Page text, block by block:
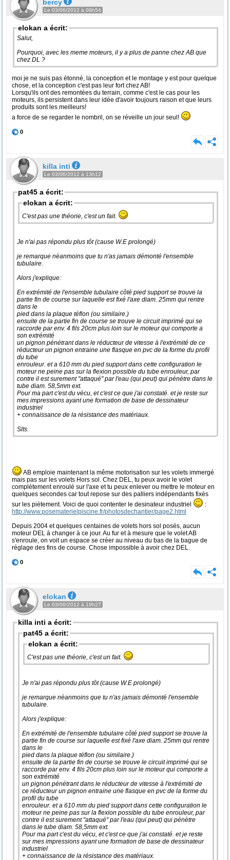
bercy
Le 03/06/2012 à 08h54
elokan a écrit:
Salut,
Pourquoi, avec les meme moteurs, il y a plus de panne chez AB que
chez DL ?
moi je ne suis pas étonné, la conception et le montage y est pour quelque
chose, et la conception c'est pas leur fort chez AB!
Lorsqu'ils ont des remontées du terrain, comme c'est le cas pour les
moteurs, ils persistent dans leur idée d'avoir toujours raison et que leurs
produits sont les meilleurs!
a force de se regarder le nombril, on se réveille un jour seul!
0
killa inti
Le 03/06/2012 à 13h12
pat45 a écrit:
elokan a écrit:
C'est pas une théorie, c'est un fait.
Je n'ai pas répondu plus tôt (cause W.E prolongé)
je remarque nèanmoins que tu n'as jamais démonté l'ensemble
tubulaire.
Alors j'explique:
En extrémité de l'ensemble tubulaire côté pied support se trouve la
partie fin de course sur laquelle est fixé l'axe diam. 25mm qui rentre
dans le
pied dans la plaque téflon (ou similaire.)
ensuite de la partie fin de course se trouve le circuit imprimé qui se
raccorde par env. 4 fils 20cm plus loin sur le moteur qui comporte a
son extrémité
un pignon pénétrant dans le réducteur de vitesse à l'extrémité de ce
réducteur un pignon entraine une flasque en pvc de la forme du profil
du tube
enrouleur. et a 610 mm du pied support dans cette configuration le
moteur ne peine pas sur la flexion possible du tube enrouleur, par
contre il est surement "attaqué" par l'eau (qui peut) qui pénètre dans le
tube diam. 58,5mm ext.
Pour ma part c'est du vécu, et c'est ce que j'ai constaté. et je reste sur
mes impressions ayant une formation de base de dessinateur
industriel
+ connaissance de la résistance des matériaux.
Slts.
AB emploie maintenant la même motorisation sur les volets immergé
mais pas sur les volets Hors sol. Chez DEL, tu peux avoir le volet
complètement enroulé sur l'axe et tu peux enlever ou mettre le moteur en
quelques secondes car tout repose sur des palliers indépendants fixés
sur les piètement. Voici de quoi contenter le desinateur industriel
:
http://www.posematerielpiscine.fr/photosdechantier/page2.html
Depuis 2004 et quelques centaines de volets hors sol posés, aucun
moteur DEL à changer à ce jour. Au fur et à mesure que le volet AB
s'enroule, on voit un espace se créer au niveau du bas de la bague de
réglage des fins de course. Chose impossible à avoir chez DEL.
0
elokan
Le 03/06/2012 à 19h27
killa inti a écrit:
pat45 a écrit:
elokan a écrit:
C'est pas une théorie, c'est un fait.
Je n'ai pas répondu plus tôt (cause W.E prolongé)
je remarque nèanmoins que tu n'as jamais démonté l'ensemble
tubulaire.
Alors j'explique:
En extrémité de l'ensemble tubulaire côté pied support se trouve la
partie fin de course sur laquelle est fixé l'axe diam. 25mm qui rentre
dans le
pied dans la plaque téflon (ou similaire.)
ensuite de la partie fin de course se trouve le circuit imprimé qui se
raccorde par env. 4 fils 20cm plus loin sur le moteur qui comporte a
son extrémité
un pignon pénétrant dans le réducteur de vitesse à l'extrémité de
ce réducteur un pignon entraine une flasque en pvc de la forme du
profil du tube
enrouleur. et a 610 mm du pied support dans cette configuration le
moteur ne peine pas sur la flexion possible du tube enrouleur, par
contre il est surement "attaqué" par l'eau (qui peut) qui pénètre
dans le tube diam. 58,5mm ext.
Pour ma part c'est du vécu, et c'est ce que j'ai constaté. et je reste
sur mes impressions ayant une formation de base de dessinateur
industriel
+ connaissance de la résistance des matériaux.